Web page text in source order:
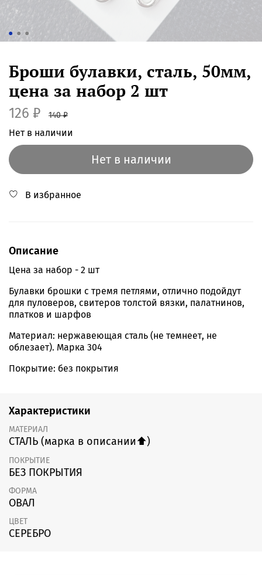
Броши булавки, сталь, 50мм,
цена за набор 2 шт
126 ₽ 140 ₽
Нет в наличии
Нет в наличии
В избранное
Описание
Цена за набор - 2 шт
Булавки брошки с тремя петлями, отлично подойдут
для пуловеров, свитеров толстой вязки, палатнинов,
платков и шарфов
Материал: нержавеющая сталь (не темнеет, не
облезает). Марка 304
Покрытие: без покрытия
Характеристики
МАТЕРИАЛ
СТАЛЬ (марка в описании⬆️)
ПОКРЫТИЕ
БЕЗ ПОКРЫТИЯ
ФОРМА
ОВАЛ
ЦВЕТ
СЕРЕБРО